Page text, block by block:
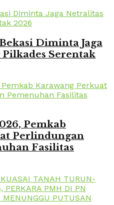
Diminta Jaga
Serentak
Pemkab
Perlindungan
Fasilitas